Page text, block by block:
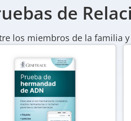
de
los miembros de la